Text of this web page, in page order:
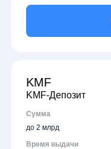
KMF
KMF-Депозит
Сумма
до 2 млрд
Время выдачи